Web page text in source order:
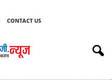
CONTACT US